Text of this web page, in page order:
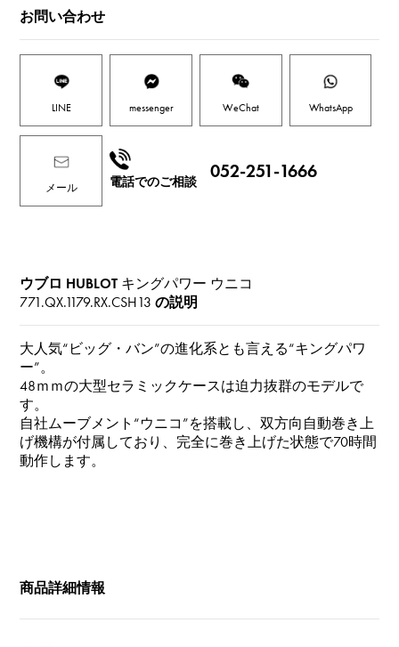
お問い合わせ
LINE messenger WeChat WhatsApp
メール 電話でのご相談
052-251-1666
ウブロ HUBLOT キングパワー ウニコ
771.QX.1179.RX.CSH13 の説明
大人気“ビッグ・バン”の進化系とも言える“キングパワ
ー”。
48ｍｍの大型セラミックケースは迫力抜群のモデルで
す。
自社ムーブメント“ウニコ”を搭載し、双方向自動巻き上
げ機構が付属しており、完全に巻き上げた状態で70時間
動作します。
商品詳細情報